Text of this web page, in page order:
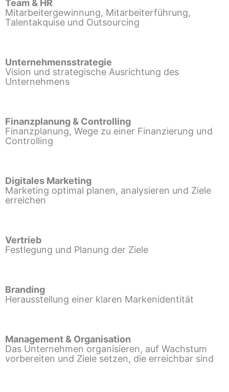
Team & HR
Mitarbeitergewinnung, Mitarbeiterführung,
Talentakquise und Outsourcing
Unternehmensstrategie
Vision und strategische Ausrichtung des
Unternehmens
Finanzplanung & Controlling
Finanzplanung, Wege zu einer Finanzierung und
Controlling
Digitales Marketing
Marketing optimal planen, analysieren und Ziele
erreichen
Vertrieb
Festlegung und Planung der Ziele
Branding
Herausstellung einer klaren Markenidentität
Management & Organisation
Das Unternehmen organisieren, auf Wachstum
vorbereiten und Ziele setzen, die erreichbar sind